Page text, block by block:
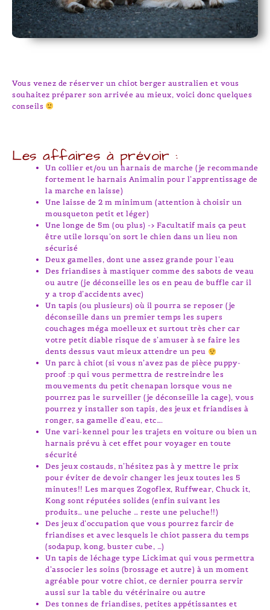
Vous venez de réserver un chiot berger australien et vous
souhaitez préparer son arrivée au mieux, voici donc quelques
conseils
Les affaires à prévoir :
Un collier et/ou un harnais de marche (je recommande
fortement le harnais Animalin pour l’apprentissage de
la marche en laisse)
Une laisse de 2 m minimum (attention à choisir un
mousqueton petit et léger)
Une longe de 5m (ou plus) -> Facultatif mais ça peut
être utile lorsqu’on sort le chien dans un lieu non
sécurisé
Deux gamelles, dont une assez grande pour l’eau
Des friandises à mastiquer comme des sabots de veau
ou autre (je déconseille les os en peau de buffle car il
y a trop d’accidents avec)
Un tapis (ou plusieurs) où il pourra se reposer (je
déconseille dans un premier temps les supers
couchages méga moelleux et surtout très cher car
votre petit diable risque de s’amuser à se faire les
dents dessus vaut mieux attendre un peu
Un parc à chiot (si vous n’avez pas de pièce puppy-
proof :p qui vous permettra de restreindre les
mouvements du petit chenapan lorsque vous ne
pourrez pas le surveiller (je déconseille la cage), vous
pourrez y installer son tapis, des jeux et friandises à
ronger, sa gamelle d’eau, etc….
Une vari-kennel pour les trajets en voiture ou bien un
harnais prévu à cet effet pour voyager en toute
sécurité
Des jeux costauds, n’hésitez pas à y mettre le prix
pour éviter de devoir changer les jeux toutes les 5
minutes!! Les marques Zogoflex, Ruffwear, Chuck it,
Kong sont réputées solides (enfin suivant les
produits… une peluche … reste une peluche!!)
Des jeux d’occupation que vous pourrez farcir de
friandises et avec lesquels le chiot passera du temps
(sodapup, kong, buster cube, …)
Un tapis de léchage type Lickimat qui vous permettra
d’associer les soins (brossage et autre) à un moment
agréable pour votre chiot, ce dernier pourra servir
aussi sur la table du vétérinaire ou autre
Des tonnes de friandises, petites appétissantes et